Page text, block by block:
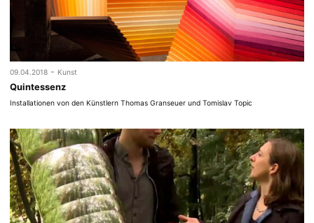
09.04.2018 - Kunst
Quintessenz
Installationen von den Künstlern Thomas Granseuer und Tomislav Topic